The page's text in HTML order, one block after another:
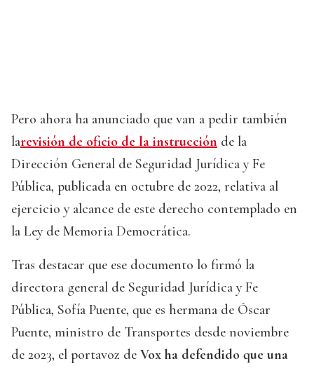
Pero ahora ha anunciado que van a pedir también
larevisión de oficio de la instrucción de la
Dirección General de Seguridad Jurídica y Fe
Pública, publicada en octubre de 2022, relativa al
ejercicio y alcance de este derecho contemplado en
la Ley de Memoria Democrática.
Tras destacar que ese documento lo firmó la
directora general de Seguridad Jurídica y Fe
Pública, Sofía Puente, que es hermana de Óscar
Puente, ministro de Transportes desde noviembre
de 2023, el portavoz de Vox ha defendido que una